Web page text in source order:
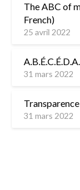
The ABC of
French)
25 avril 2022
31 mars 2022
31 mars 2022